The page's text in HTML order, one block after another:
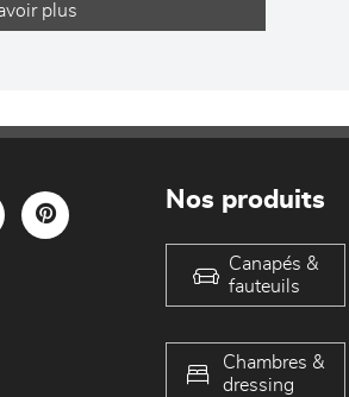
plus
Nos produits
Canapés &
fauteuils
Chambres &
dressing